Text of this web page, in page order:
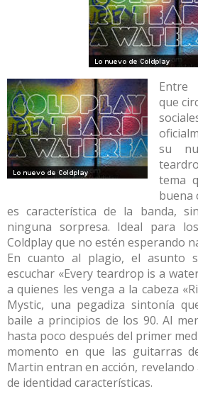
Entre
que
su
tema
buena
es característica de la banda,
ninguna sorpresa. Ideal para
Coldplay que no estén esperando
En cuanto al plagio, el asunto
escuchar «Every teardrop is a
a quienes les venga a la cabeza
Mystic, una pegadiza sintonía
baile a principios de los 90. Al
hasta poco después del primer
momento en que las guitarras
Martin entran en acción, revelando
de identidad características.